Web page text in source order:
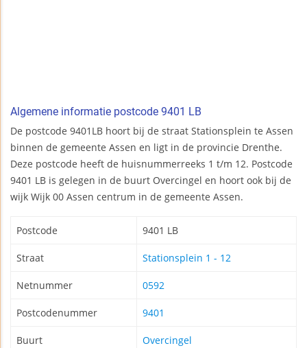
Algemene informatie postcode 9401 LB
De postcode 9401LB hoort bij de straat Stationsplein te Assen
binnen de gemeente Assen en ligt in de provincie Drenthe.
Deze postcode heeft de huisnummerreeks 1 t/m 12. Postcode
9401 LB is gelegen in de buurt Overcingel en hoort ook bij de
wijk Wijk 00 Assen centrum in de gemeente Assen.
Postcode 9401 LB
Straat Stationsplein 1 - 12
Netnummer 0592
Postcodenummer 9401
Buurt Overcingel